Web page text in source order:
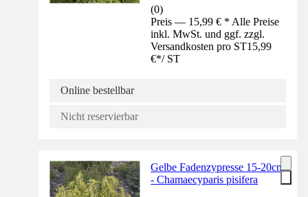
(0)
Preis — 15,99 € * Alle Preise
inkl. MwSt. und ggf. zzgl.
Versandkosten pro ST15,99
€*/ ST
Online bestellbar
Nicht reservierbar
Gelbe Fadenzypresse 15-20cm
- Chamaecyparis pisifera